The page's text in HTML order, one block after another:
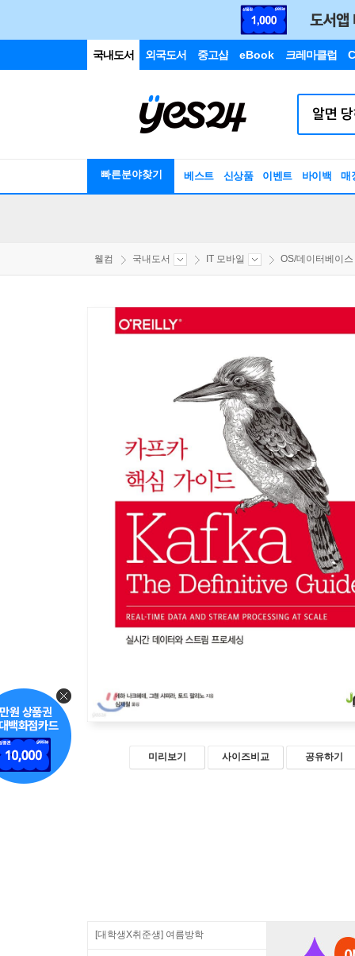
국내도서 외국도서 중고샵 eBook 크레마클럽
빠른분야찾기 베스트 신상품 이벤트 바이백 매
웰컴 국내도서 IT 모바일 OS/데이터베이스
미리보기 사이즈비교 공유하기
[대학생X취준생] 여름방학